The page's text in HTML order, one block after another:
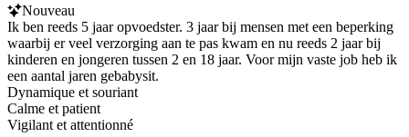
Nouveau
Ik ben reeds 5 jaar opvoedster. 3 jaar bij mensen met een beperking
waarbij er veel verzorging aan te pas kwam en nu reeds 2 jaar bij
kinderen en jongeren tussen 2 en 18 jaar. Voor mijn vaste job heb ik
een aantal jaren gebabysit.
Dynamique et souriant
Calme et patient
Vigilant et attentionné